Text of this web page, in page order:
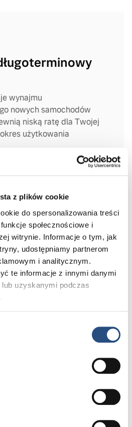
z plików cookie
do spersonalizowania treści
społecznościowe i
witrynie. Informacje o tym, jak
udostępniamy partnerom
i analitycznym.
te informacje z innymi danymi
uzyskanymi podczas
wynajmu
nowych samochodów
niską ratę dla Twojej
użytkowania
użytkowania